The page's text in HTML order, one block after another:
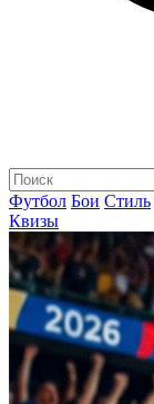
Футбол Бои Стиль
Квизы